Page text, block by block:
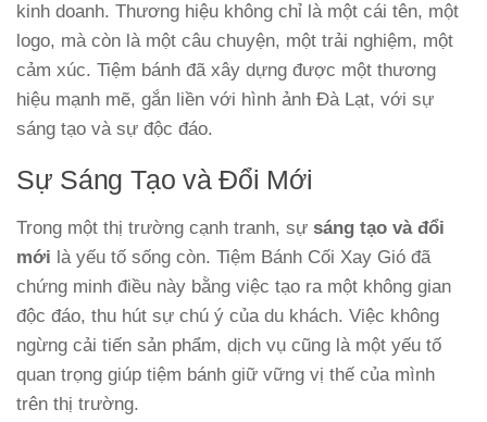
kinh doanh. Thương hiệu không chỉ là một cái tên, một
logo, mà còn là một câu chuyện, một trải nghiệm, một
cảm xúc. Tiệm bánh đã xây dựng được một thương
hiệu mạnh mẽ, gắn liền với hình ảnh Đà Lạt, với sự
sáng tạo và sự độc đáo.
Sự Sáng Tạo và Đổi Mới
Trong một thị trường cạnh tranh, sự sáng tạo và đổi
mới là yếu tố sống còn. Tiệm Bánh Cối Xay Gió đã
chứng minh điều này bằng việc tạo ra một không gian
độc đáo, thu hút sự chú ý của du khách. Việc không
ngừng cải tiến sản phẩm, dịch vụ cũng là một yếu tố
quan trọng giúp tiệm bánh giữ vững vị thế của mình
trên thị trường.